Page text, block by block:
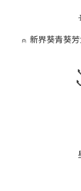
⍝ 新界葵青葵